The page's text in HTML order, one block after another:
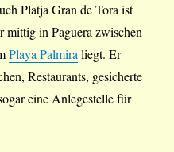
Platja Gran de Tora ist
mittig in Paguera zwischen
Playa Palmiraliegt. Er
Restaurants, gesicherte
eine Anlegestelle für